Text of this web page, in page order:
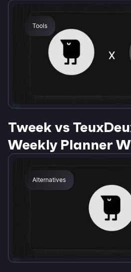
Tools
Tweek vs
Weekly Planner
Alternatives